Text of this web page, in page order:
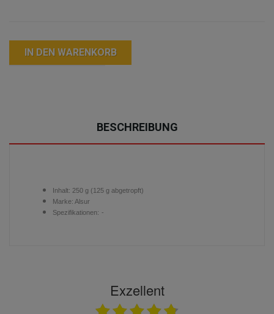
IN DEN WARENKORB
BESCHREIBUNG
Inhalt: 250 g (125 g abgetropft)
Marke: Alsur
Spezifikationen: -
Exzellent